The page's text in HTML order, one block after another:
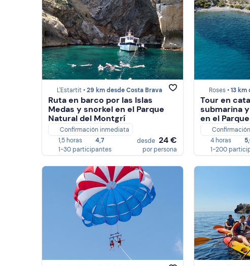
L'Estartit •29 km desde Costa Brava
Ruta en barco por las Islas
Medas y snorkel en el Parque
Natural del Montgrí
Confirmación inmediata
1,5 horas
4,7
1-30 participantes
desde 24 €
por persona
Roses •13 km
Tour en
submarina
en el
Creus
4 horas
1-200